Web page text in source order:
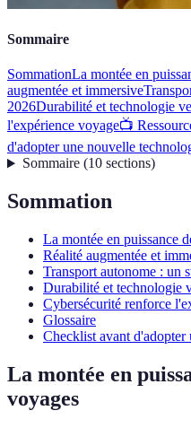
Sommaire
SommationLa montée en
augmentée et immersive
2026Durabilité et technologie
l'expérience voyage📺
d'adopter une nouvelle
Sommaire(10 sections)
Sommation
La montée en puissance
Réalité augmentée et
Transport autonome : un
Durabilité et technologie
Cybersécurité renforce
Glossaire
Checklist avant
La montée en
voyages